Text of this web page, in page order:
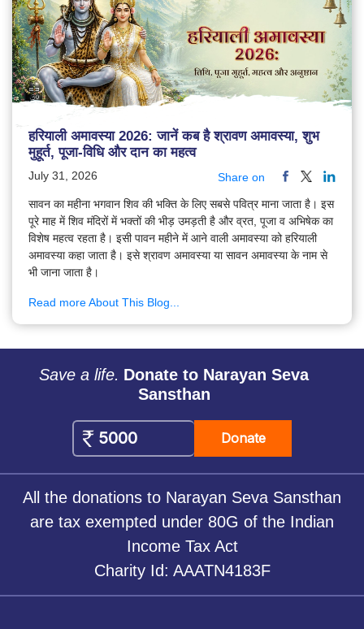
हरियाली अमावस्या 2026: जानें कब है श्रावण अमावस्या, शुभ
मुहूर्त, पूजा-विधि और दान का महत्व
July 31, 2026 Share on
सावन का महीना भगवान शिव की भक्ति के लिए सबसे पवित्र माना जाता है। इस
पूरे माह में शिव मंदिरों में भक्तों की भीड़ उमड़ती है और व्रत, पूजा व अभिषेक का
विशेष महत्व रहता है। इसी पावन महीने में आने वाली अमावस्या को हरियाली
अमावस्या कहा जाता है। इसे श्रावण अमावस्या या सावन अमावस्या के नाम से
भी जाना जाता है।
Read more About This Blog...
Save a life. Donate to Narayan Seva
Sansthan
Donate
All the donations to Narayan Seva Sansthan
are tax exempted under 80G of the Indian
Income Tax Act
Charity Id: AAATN4183F